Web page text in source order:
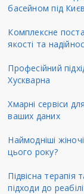
басейном під
Комплексне
якості та
Професійний
Хускварна
Хмарні сервіси
ваших даних
Наймодніші
цього року?
Підвісна терапія
підходи до